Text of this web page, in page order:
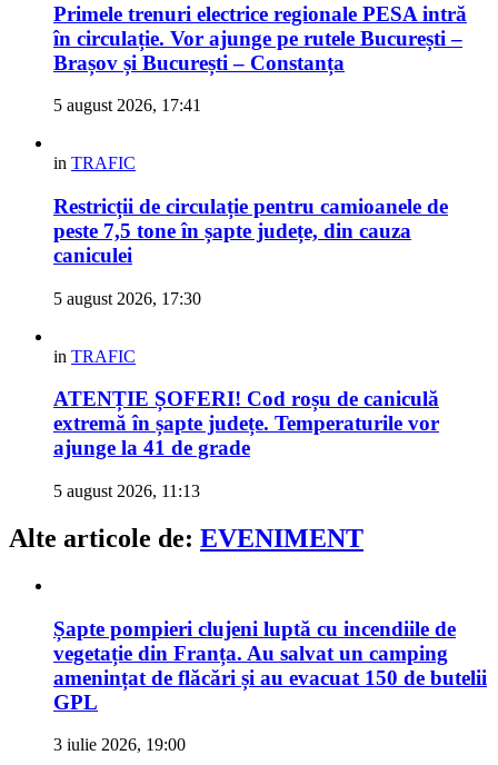
Primele trenuri electrice regionale PESA intră
în circulație. Vor ajunge pe rutele București –
Brașov și București – Constanța
5 august 2026, 17:41
in TRAFIC
Restricții de circulație pentru camioanele de
peste 7,5 tone în șapte județe, din cauza
caniculei
5 august 2026, 17:30
in TRAFIC
ATENȚIE ȘOFERI! Cod roșu de caniculă
extremă în șapte județe. Temperaturile vor
ajunge la 41 de grade
5 august 2026, 11:13
Alte articole de: EVENIMENT
Șapte pompieri clujeni luptă cu incendiile de
vegetație din Franța. Au salvat un camping
amenințat de flăcări și au evacuat 150 de butelii
GPL
3 iulie 2026, 19:00